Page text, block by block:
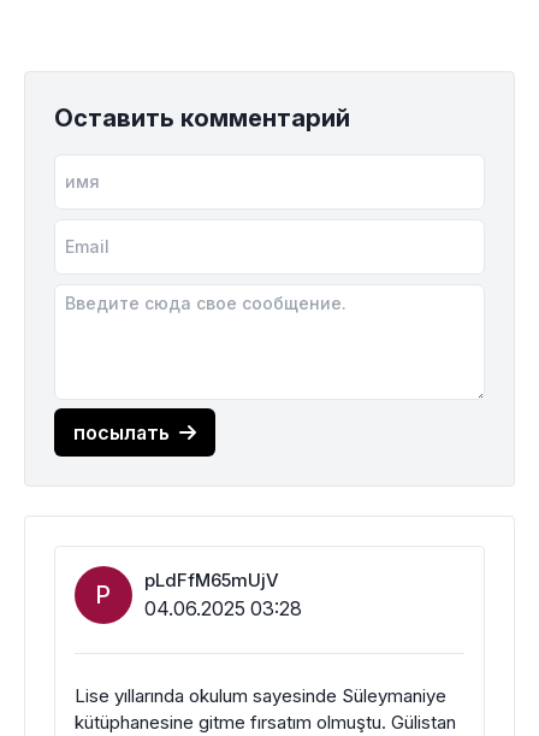
Оставить комментарий
посылать
P pLdFfM65mUjV
04.06.2025 03:28
Lise yıllarında okulum sayesinde Süleymaniye
kütüphanesine gitme fırsatım olmuştu. Gülistan